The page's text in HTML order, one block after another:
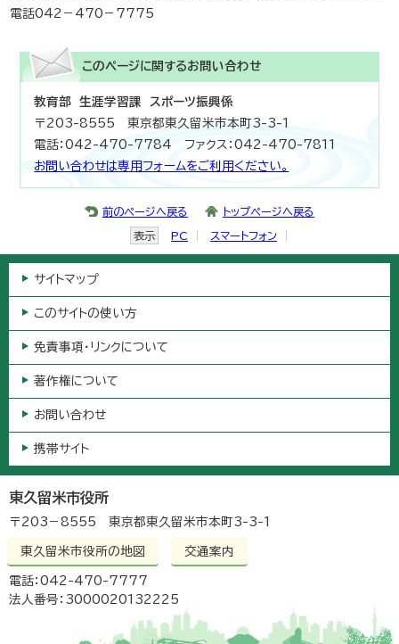
電話042－470－7775
このページに関するお問い合わせ
教育部 生涯学習課 スポーツ振興係
〒203-8555 東京都東久留米市本町3-3-1
電話：042-470-7784 ファクス：042-470-7811
お問い合わせは専用フォームをご利用ください。
前のページへ戻る トップページへ戻る
表示 PC スマートフォン
サイトマップ
このサイトの使い方
免責事項・リンクについて
著作権について
お問い合わせ
携帯サイト
東久留米市役所
〒203－8555 東京都東久留米市本町3-3-1
東久留米市役所の地図 交通案内
電話：042-470-7777
法人番号：3000020132225